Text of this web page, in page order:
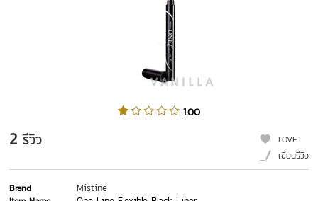
1.00
2 รีวิว
LOVE
เขียนรีวิว
Brand Mistine